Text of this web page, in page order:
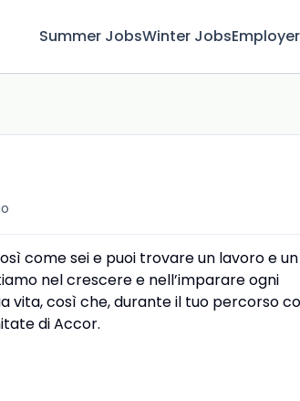
Summer JobsWinter Jobs
come sei e puoi trovare un lavoro e un
nel crescere e nell’imparare ogni
vita, così che, durante il tuo percorso
di Accor.